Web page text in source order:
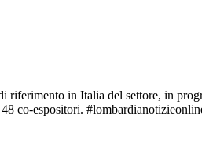
riferimento in Italia del settore, in
co-espositori.